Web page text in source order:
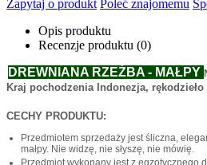
Zapytaj o produkt Poleć znajomemu
Opis produktu
Recenzje produktu (0)
DREWNIANA RZEŹBA - MAŁPY
Kraj pochodzenia Indonezja, rękodzieło
CECHY PRODUKTU:
Przedmiotem sprzedaży jest śliczna,
małpy. Nie widzę, nie słyszę, nie mówię.
Przedmiot wykonany jest z egzotycznego